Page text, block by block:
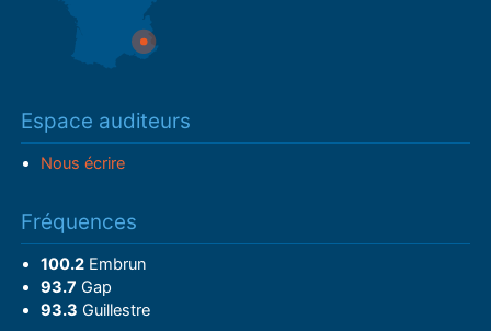
Espace auditeurs
Nous écrire
Fréquences
100.2Embrun
93.7 Gap
93.3 Guillestre